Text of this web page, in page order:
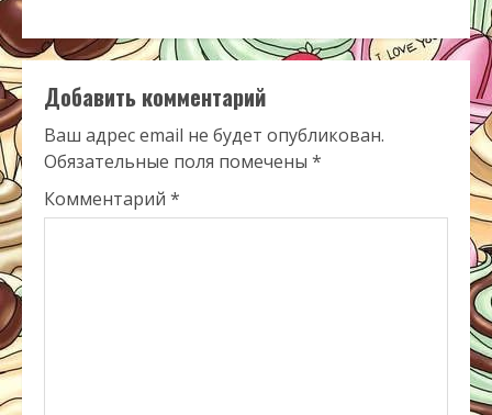
Добавить комментарий
Ваш адрес email не будет опубликован.
Обязательные поля помечены *
Комментарий *